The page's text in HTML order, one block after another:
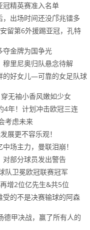
冠精英赛准入名单
出场时间还没邝兆镭多
留第6外援踢亚冠，孔特
夺金牌为国争光
里尼奥归队悬念待解
的好女儿—可靠的女足队球
无袖小香风嫩如少女
4年！计划冲击欧冠三连
考虑未来
展更不容乐观！
场主力，曼联泪崩！
对部分球员发出警告
队卫冕欧冠联赛冠军
增2位亿先生&共5位
的不是决赛输球的阿森
德甲决战，赢了所有人的